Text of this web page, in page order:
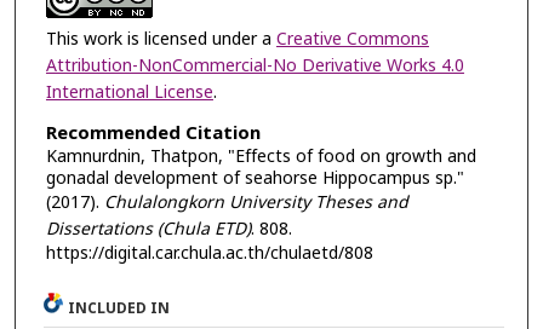
This work is licensed under a Creative Commons
Attribution-NonCommercial-No Derivative Works 4.0
International License.
Recommended Citation
Kamnurdnin, Thatpon, "Effects of food on growth and
gonadal development of seahorse Hippocampus sp."
(2017). Chulalongkorn University Theses and
Dissertations (Chula ETD). 808.
https://digital.car.chula.ac.th/chulaetd/808
INCLUDED IN